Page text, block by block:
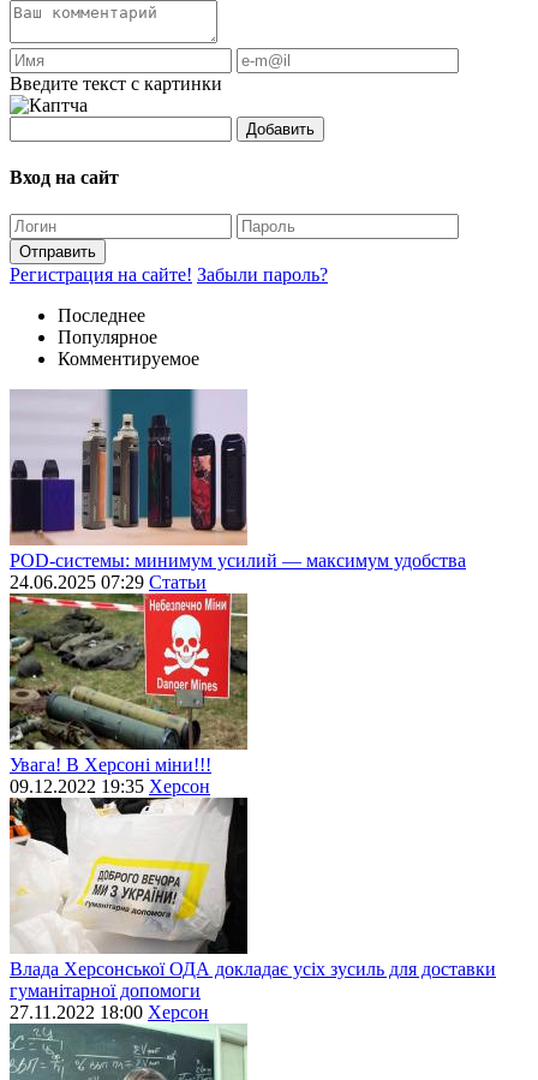
Введите текст с картинки
Добавить
Вход на сайт
Отправить
Регистрация на сайте! Забыли пароль?
Последнее
Популярное
Комментируемое
POD-системы: минимум усилий — максимум удобства
24.06.2025 07:29 Статьи
Увага! В Херсоні міни!!!
09.12.2022 19:35 Херсон
Влада Херсонської ОДА докладає усіх зусиль для доставки
гуманітарної допомоги
27.11.2022 18:00 Херсон